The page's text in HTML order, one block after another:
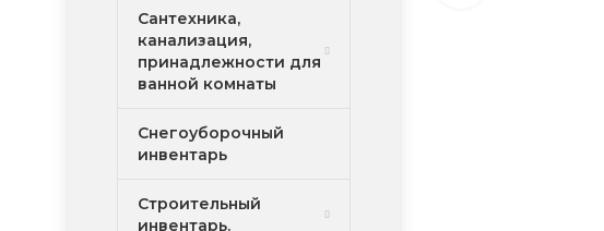
Сантехника,
канализация,
принадлежности для
ванной комнаты
Снегоуборочный
инвентарь
Строительный
инвентарь.